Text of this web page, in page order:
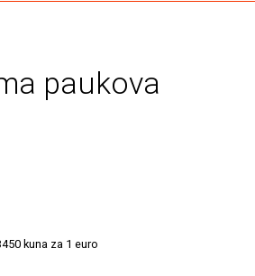
paukova
kuna za 1 euro